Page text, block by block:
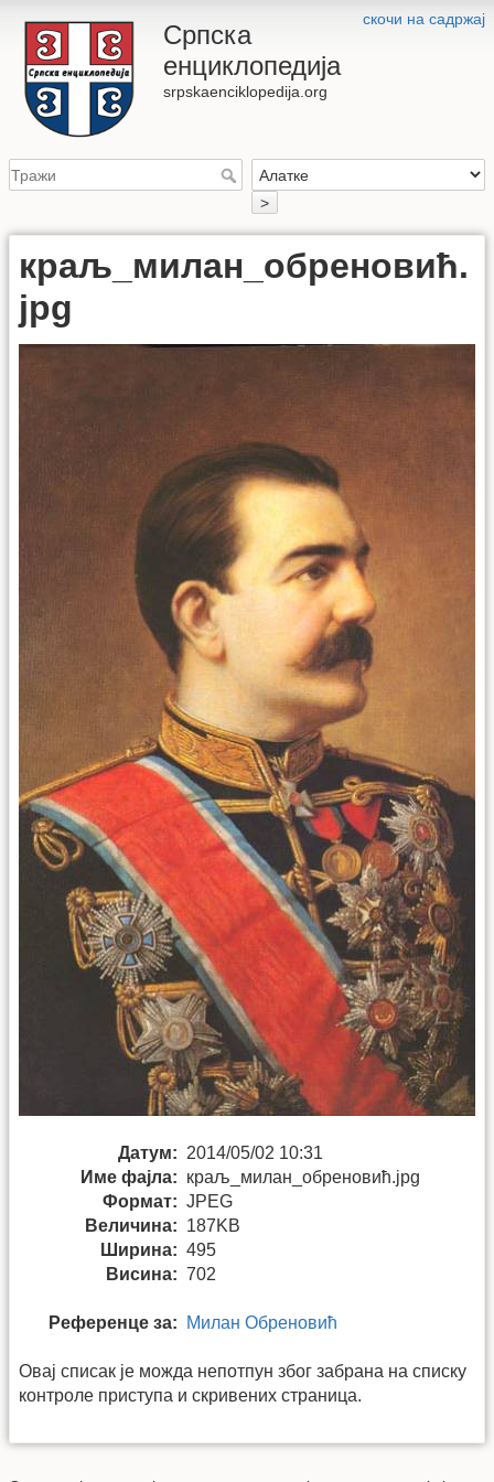
скочи на садржај
Српска
енциклопедија
srpskaenciklopedija.org
>
краљ_милан_обреновић.
jpg
Датум: 2014/05/02 10:31
Име фајла: краљ_милан_обреновић.jpg
Формат: JPEG
Величина: 187KB
Ширина: 495
Висина: 702
Референце за: Милан Обреновић
Овај списак је можда непотпун због забрана на списку
контроле приступа и скривених страница.